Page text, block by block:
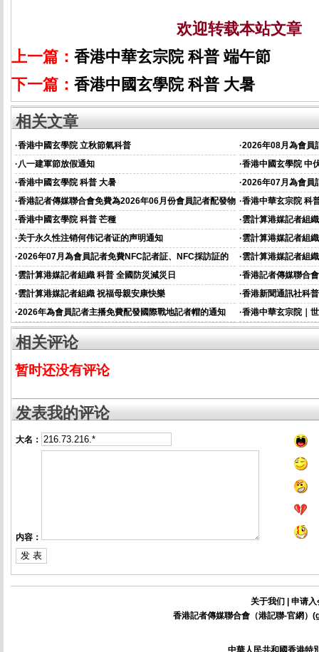
欢迎转载本站文章
上一篇： 香港中華玄宗院 科普 端午節
下一篇： 香港中國玄學院 科普 大暑
相关文章
·香港中國玄學院 立秋節氣科普 ·2026年08月為會員
·八一建軍節放假通知 ·香港中國玄學院 中
·香港中國玄學院 科普 大暑 ·2026年07月為會員
·香港記者傳媒聯合會免費為2026年06月份會員記者配發物
資的通知
·香港中華玄宗院 科
·香港中國玄學院 科普 芒種 ·雲計算港媒記者組
·关于永久性注销何伟记者证的声明通知 ·雲計算港媒記者組
·2026年07月為會員記者免費NFC記者証、NFC採訪証的
通知
·雲計算港媒記者組
·雲計算港媒記者組織 科普 全國防災減災日 ·香港記者傳媒聯合
資的通知
·雲計算港媒記者組織 祝福母親安康快樂 ·香港新聞通訊社科
·2026年為會員記者主播免費配發國際戰地記者帽的通知 ·香港中華玄宗院｜
相关评论
暂时还没有评论
发表我的评论
大名：
内容：
关于我们
申请入
香港記者傳媒聯合會（港記聯-官網）(
中華人民共和國香港特